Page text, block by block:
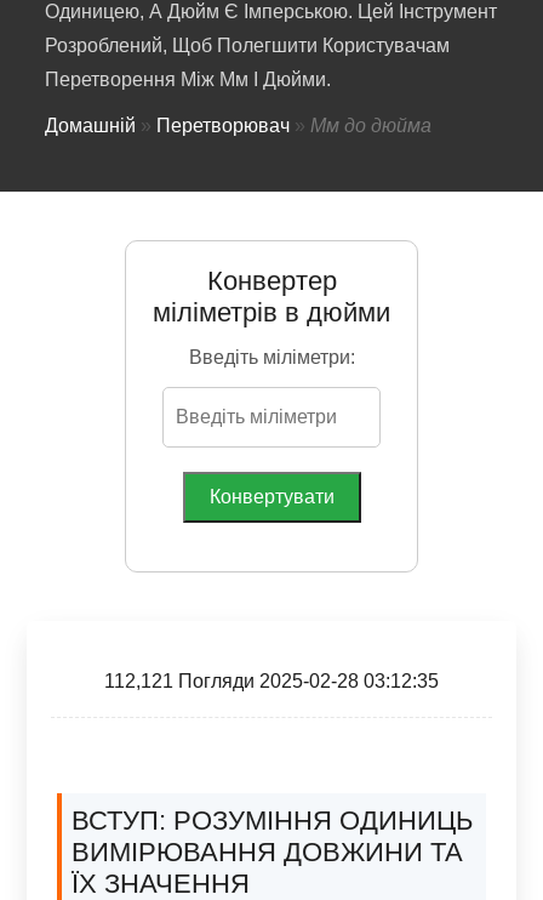
Одиницею, А Дюйм Є Імперською. Цей Інструмент
Розроблений, Щоб Полегшити Користувачам
Перетворення Між Мм І Дюйми.
Домашній » Перетворювач » Мм до дюйма
Конвертер
міліметрів в дюйми
Введіть міліметри:
Конвертувати
112,121 Погляди 2025-02-28 03:12:35
ВСТУП: РОЗУМІННЯ ОДИНИЦЬ
ВИМІРЮВАННЯ ДОВЖИНИ ТА
ЇХ ЗНАЧЕННЯ